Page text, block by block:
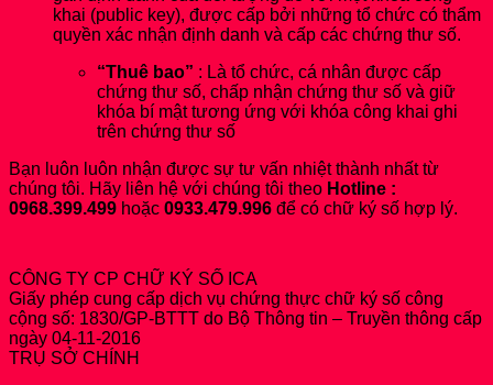
khai (public key), được cấp bởi những tổ chức có thẩm
quyền xác nhận định danh và cấp các chứng thư số.
“Thuê bao” : Là tổ chức, cá nhân được cấp
chứng thư số, chấp nhận chứng thư số và giữ
khóa bí mật tương ứng với khóa công khai ghi
trên chứng thư số
Bạn luôn luôn nhận được sự tư vấn nhiệt thành nhất từ
chúng tôi. Hãy liên hệ với chúng tôi theo Hotline :
0968.399.499 hoặc 0933.479.996 để có chữ ký số hợp lý.
CÔNG TY CP CHỮ KÝ SỐ ICA
Giấy phép cung cấp dịch vụ chứng thực chữ ký số công
cộng số: 1830/GP-BTTT do Bộ Thông tin – Truyền thông cấp
ngày 04-11-2016
TRỤ SỞ CHÍNH